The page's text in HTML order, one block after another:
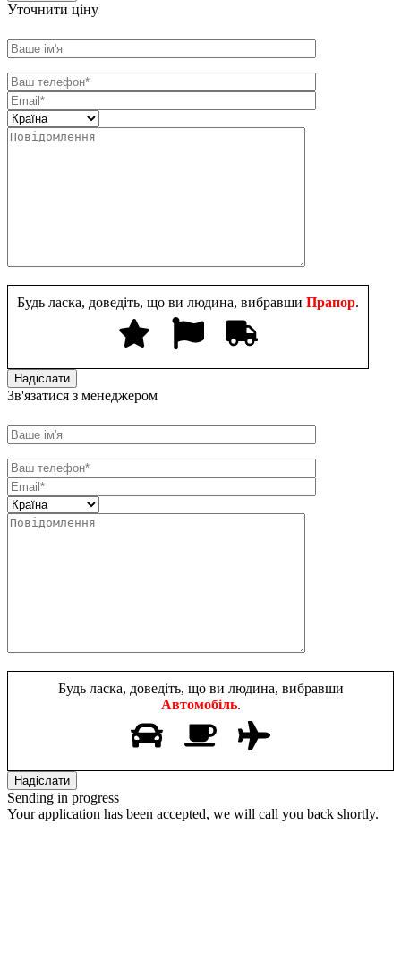
Уточнити ціну
Будь ласка, доведіть, що ви людина, вибравши Прапор.
Зв'язатися з менеджером
Будь ласка, доведіть, що ви людина, вибравши
Автомобіль.
Sending in progress
Your application has been accepted, we will call you back shortly.